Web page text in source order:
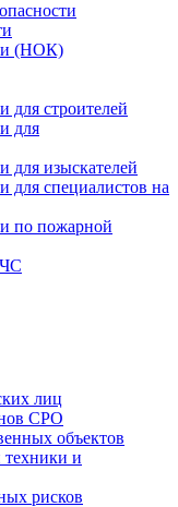
(НОК)
для строителей
для
для изыскателей
для специалистов на
по пожарной
лиц
СРО
объектов
техники и
рисков